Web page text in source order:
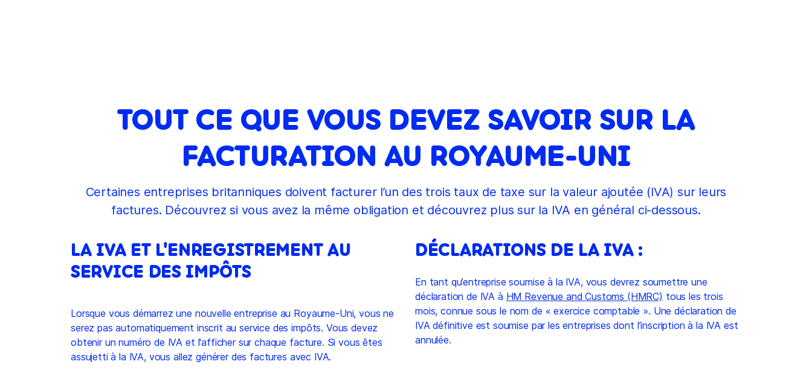
TOUT CE QUE VOUS DEVEZ SAVOIR SUR LA
FACTURATION AU ROYAUME-UNI
Certaines entreprises britanniques doivent facturer l’un des trois taux de taxe sur la valeur ajoutée (IVA) sur leurs
factures. Découvrez si vous avez la même obligation et découvrez plus sur la IVA en général ci-dessous.
LA IVA ET L'ENREGISTREMENT AU
SERVICE DES IMPÔTS
Lorsque vous démarrez une nouvelle entreprise au Royaume-Uni, vous ne
serez pas automatiquement inscrit au service des impôts. Vous devez
obtenir un numéro de IVA et l'afficher sur chaque facture. Si vous êtes
assujetti à la IVA, vous allez générer des factures avec IVA.
DÉCLARATIONS DE LA IVA :
En tant qu’entreprise soumise à la IVA, vous devrez soumettre une
déclaration de IVA à HM Revenue and Customs (HMRC) tous les trois
mois, connue sous le nom de « exercice comptable ». Une déclaration de
IVA définitive est soumise par les entreprises dont l’inscription à la IVA est
annulée.